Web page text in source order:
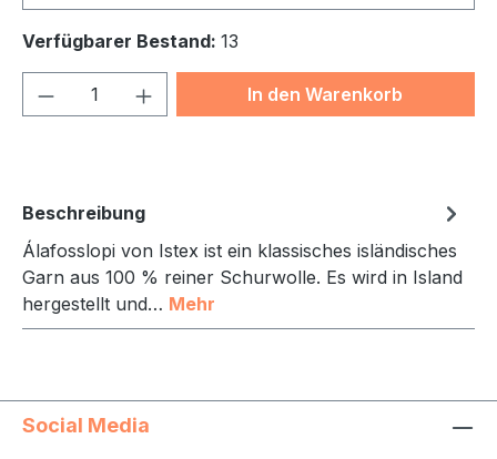
Verfügbarer Bestand: 13
Produkt Anzahl: Gib denIn den Warenkorb
Beschreibung
Álafosslopi von Istex ist ein klassisches isländisches
Garn aus 100 % reiner Schurwolle. Es wird in Island
hergestellt und… Mehr
Social Media